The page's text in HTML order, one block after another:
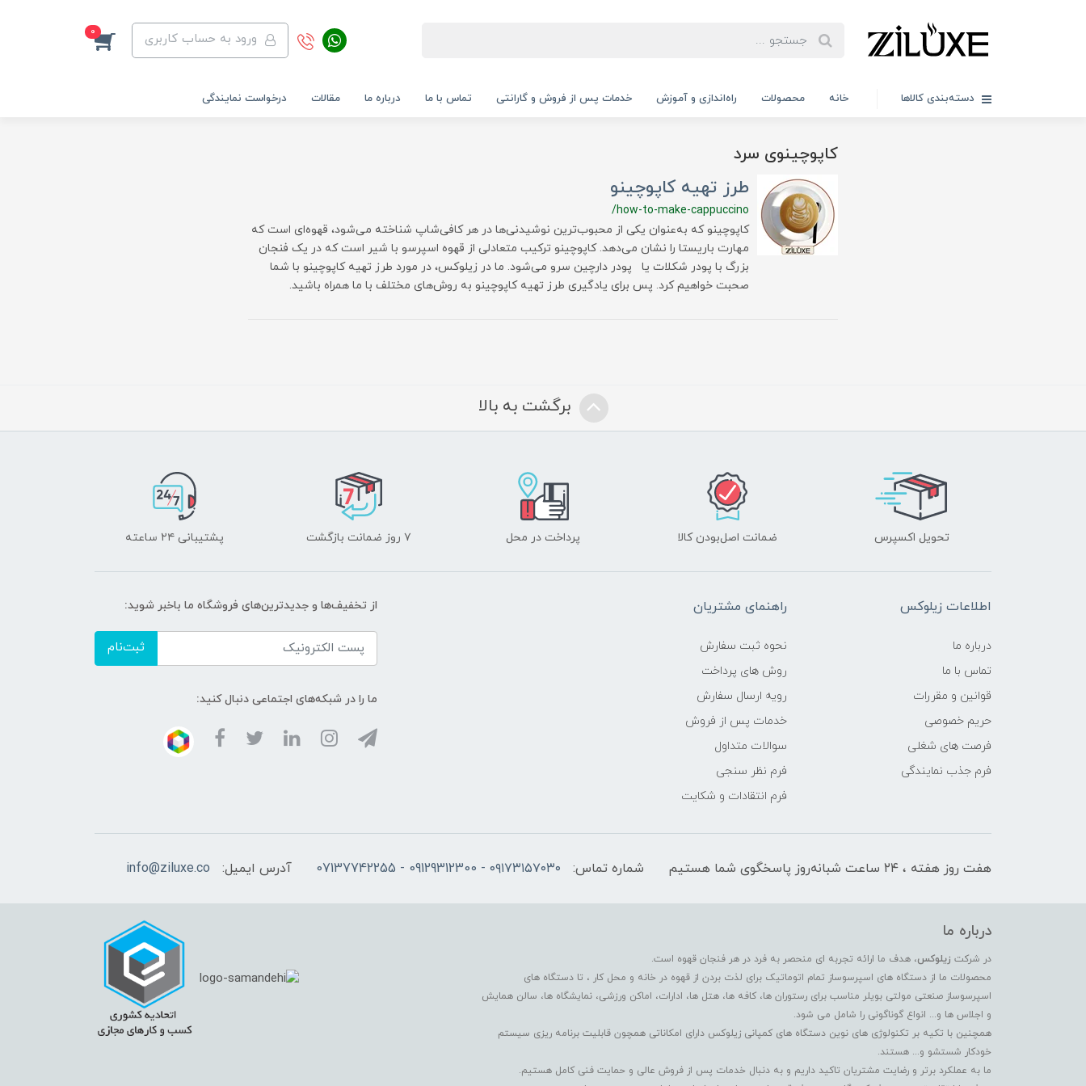
ورود به حساب کاربری 0
دسته‌بندی کالاها خانه محصولات راه‌اندازی و آموزش خدمات پس از فروش و گارانتی تماس با ما درباره ما مقالات درخواست نمایندگی
کاپوچینوی سرد
طرز تهیه کاپوچینو
/how-to-make-cappuccino
کاپوچینو که به‌عنوان یکی از محبوب‌ترین نوشیدنی‌ها در هر کافی‌شاپ شناخته می‌شود، قهوه‌ای است که
مهارت‌ باریستا را نشان می‌دهد. کاپوچینو ترکیب متعادلی از قهوه اسپرسو با شیر است که در یک فنجان
بزرگ با پودر شکلات یا پودر دارچین سرو می‌شود. ما در زیلوکس، در مورد طرز تهیه کاپوچینو با شما
صحبت خواهیم کرد. پس برای یادگیری طرز تهیه کاپوچینو به روش‌های مختلف با ما همراه باشید.
برگشت به بالا
تحویل اکسپرس ضمانت اصل‌بودن کالا پرداخت در محل ۷ روز ضمانت بازگشت پشتیبانی ۲۴ ساعته
اطلاعات زیلوکس
درباره ما
تماس با ما
قوانین و مقررات
حریم خصوصی
فرصت های شغلی
فرم جذب نمایندگی
راهنمای مشتریان
نحوه ثبت سفارش
روش های پرداخت
رویه ارسال سفارش
خدمات پس از فروش
سوالات متداول
فرم نظر سنجی
فرم انتقادات و شکایت
از تخفیف‌ها و جدیدترین‌های فروشگاه ما باخبر شوید:
ثبت‌نام
ما را در شبکه‌های اجتماعی دنبال کنید:
هفت روز هفته ، ۲۴ ساعت شبانه‌روز پاسخگوی شما هستیم شماره تماس: ۰۹۱۷۳۱۵۷۰۳۰ - 09129312300 - 07137742255 آدرس ایمیل: info@ziluxe.co
درباره ما
در شرکت زیلوکس، هدف ما ارائه تجربه ای منحصر به فرد در هر فنجان قهوه است.
محصولات ما از دستگاه های اسپرسوساز تمام اتوماتیک برای لذت بردن از قهوه در خانه و محل کار ، تا دستگاه های
اسپرسوساز صنعتی مولتی بویلر مناسب برای رستوران ها، کافه ها، هتل ها، ادارات، اماکن ورزشی، نمایشگاه ها، سالن همایش
و اجلاس ها و... انواع گوناگونی را شامل می شود.
همچنین با تکیه بر تکنولوژی های نوین دستگاه های کمپانی زیلوکس دارای امکاناتی همچون قابلیت برنامه ریزی سیستم
خودکار شستشو و... هستند.
ما به عملکرد برتر و رضایت مشتریان تاکید داریم و به دنبال خدمات پس از فروش عالی و حمایت فنی کامل هستیم.